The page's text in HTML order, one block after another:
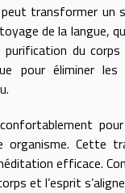
transformer un
de la langue,
du
pour éliminer les
Cette
efficace.
et l’esprit